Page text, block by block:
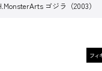
ゴジラ（2003）